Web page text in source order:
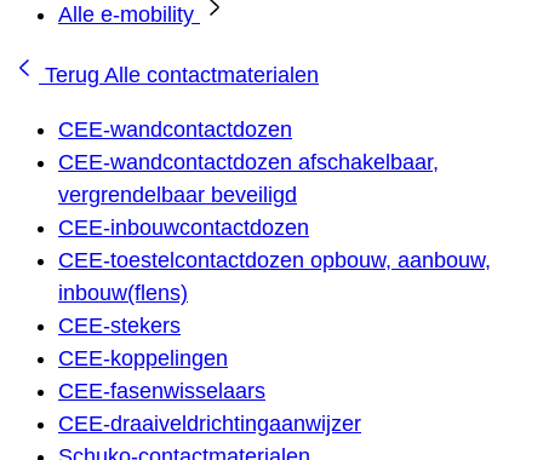
Alle e-mobility
Terug Alle contactmaterialen
CEE-wandcontactdozen
CEE-wandcontactdozen afschakelbaar,
vergrendelbaar beveiligd
CEE-inbouwcontactdozen
CEE-toestelcontactdozen opbouw, aanbouw,
inbouw(flens)
CEE-stekers
CEE-koppelingen
CEE-fasenwisselaars
CEE-draaiveldrichtingaanwijzer